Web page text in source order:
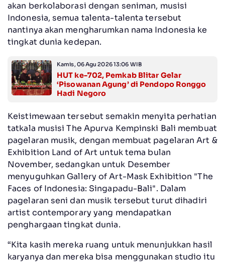
akan berkolaborasi dengan seniman, musisi
Indonesia, semua talenta-talenta tersebut
nantinya akan mengharumkan nama Indonesia ke
tingkat dunia kedepan.
Kamis, 06 Agu 2026 13:06 WIB
HUT ke-702, Pemkab Blitar Gelar
‘Pisowanan Agung’ di Pendopo Ronggo
Hadi Negoro
Keistimewaan tersebut semakin menyita perhatian
tatkala musisi The Apurva Kempinski Bali membuat
pagelaran musik, dengan membuat pagelaran Art &
Exhibition Land of Art untuk tema bulan
November, sedangkan untuk Desember
menyuguhkan Gallery of Art-Mask Exhibition "The
Faces of Indonesia: Singapadu-Bali". Dalam
pagelaran seni dan musik tersebut turut dihadiri
artist contemporary yang mendapatkan
penghargaan tingkat dunia.
“Kita kasih mereka ruang untuk menunjukkan hasil
karyanya dan mereka bisa menggunakan studio itu